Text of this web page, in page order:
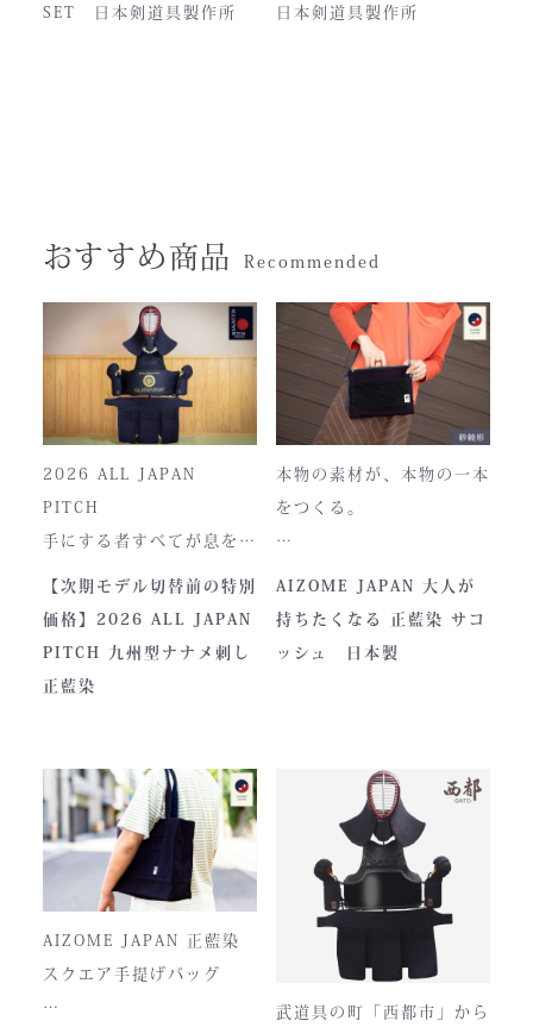
SET 日本剣道具製作所
日本剣道具製作所
おすすめ商品 Recommended
2026 ALL JAPAN
PITCH
手にする者すべてが息をの
む、現代剣道具の頂点。一
度着けた者にしかわからな
い、“本物”の存在感。ALL
JAPAN PITCHは、全国の
堅牢さ、美しい造形、そし
て驚くほどの機動力。実戦
に必要な「守り」と「動
き」を極限まで高めたこの
一式は、まさに現代剣道具
の完成形と呼ぶにふさわし
い逸品です。余計な装飾を
一切排し、機能美だけを追
【次期モデル切替前の特別
価格】2026 ALL JAPAN
PITCH 九州型ナナメ刺し
正藍染
本物の素材が、本物の一本
をつくる。
本製品は、日本が誇る伝統
素材「正藍染生地」を使用
し、熊本の製作拠点にて一
正藍染ならではの深みある
色合いは、使い込むほどに
風合いが増し、唯一無二の
存在へと変化。
AIZOME JAPAN 大人が
持ちたくなる 正藍染 サコ
ッシュ 日本製
AIZOME JAPAN 正藍染
スクエア手提げバッグ
武道具の町「西都市」から